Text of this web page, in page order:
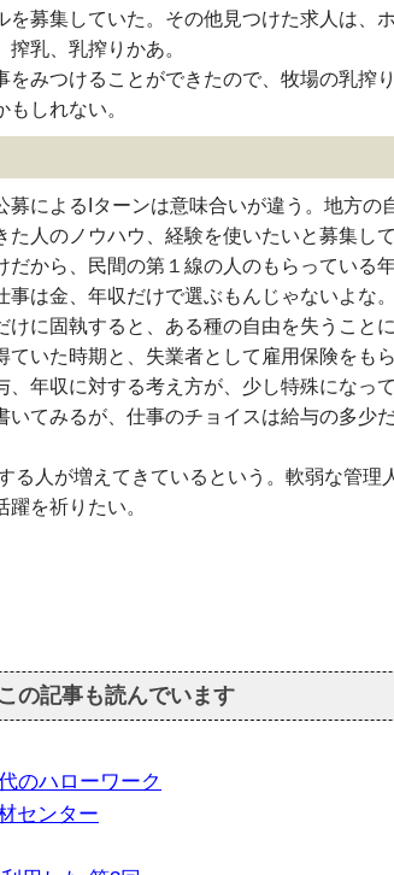
を募集していた。その他見つけた求人は、
乳、乳搾りかあ。
みつけることができたので、牧場の乳搾
しれない。
募によるIターンは意味合いが違う。地方の
た人のノウハウ、経験を使いたいと募集し
だから、民間の第１線の人のもらっている
事は金、年収だけで選ぶもんじゃないよな
に固執すると、ある種の自由を失うことに
ていた時期と、失業者として雇用保険をも
、年収に対する考え方が、少し特殊になっ
いてみるが、仕事のチョイスは給与の多少
る人が増えてきているという。軟弱な管理
を祈りたい。
の記事も読んでいます
のハローワーク
センター